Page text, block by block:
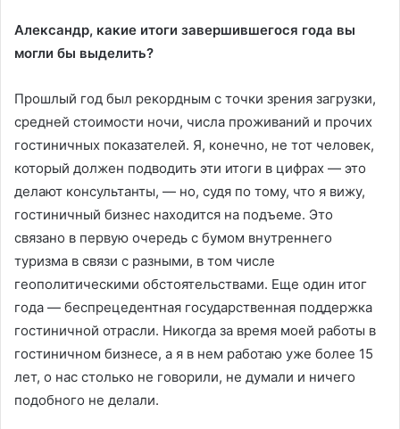
Александр, какие итоги завершившегося года вы
могли бы выделить?
Прошлый год был рекордным с точки зрения загрузки,
средней стоимости ночи, числа проживаний и прочих
гостиничных показателей. Я, конечно, не тот человек,
который должен подводить эти итоги в цифрах — это
делают консультанты, — но, судя по тому, что я вижу,
гостиничный бизнес находится на подъеме. Это
связано в первую очередь с бумом внутреннего
туризма в связи с разными, в том числе
геополитическими обстоятельствами. Еще один итог
года — беспрецедентная государственная поддержка
гостиничной отрасли. Никогда за время моей работы в
гостиничном бизнесе, а я в нем работаю уже более 15
лет, о нас столько не говорили, не думали и ничего
подобного не делали.